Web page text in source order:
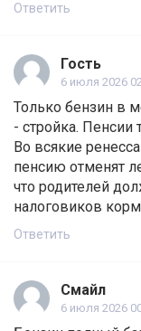
Ответить
Гость
6 июля 2026
Только бензин в
- стройка. Пенсии
Во всякие
пенсию отменят
что родителей
налоговиков
Ответить
Смайл
6 июля 2026